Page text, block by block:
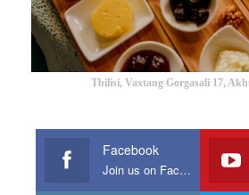
Tbilisi, Vaxtang Gorgasali 17,
Facebook
Join us on Facebook